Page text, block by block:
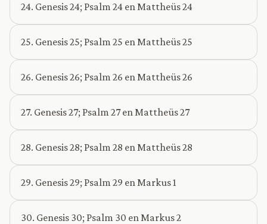
24. Genesis 24; Psalm 24 en Mattheüs 24
25. Genesis 25; Psalm 25 en Mattheüs 25
26. Genesis 26; Psalm 26 en Mattheüs 26
27. Genesis 27; Psalm 27 en Mattheüs 27
28. Genesis 28; Psalm 28 en Mattheüs 28
29. Genesis 29; Psalm 29 en Markus 1
30. Genesis 30; Psalm 30 en Markus 2